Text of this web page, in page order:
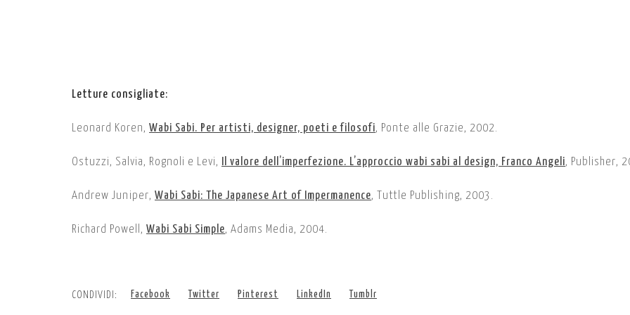
Letture consigliate:
Leonard Koren, Wabi Sabi. Per artisti, designer, poeti e filosofi, Ponte alle Grazie, 2002.
Ostuzzi, Salvia, Rognoli e Levi, Il valore dell’imperfezione. L’approccio wabi sabi al design, Franco Angeli, Publisher,
Andrew Juniper, Wabi Sabi: The Japanese Art of Impermanence, Tuttle Publishing, 2003.
Richard Powell, Wabi Sabi Simple, Adams Media, 2004.
CONDIVIDI: Facebook Twitter Pinterest LinkedIn Tumblr